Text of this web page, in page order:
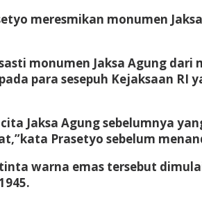
meresmikan monumen
monumen Jaksa Agung
para sesepuh Kejaksaan
Jaksa Agung sebelumnya
Prasetyo sebelum
warna emas tersebut